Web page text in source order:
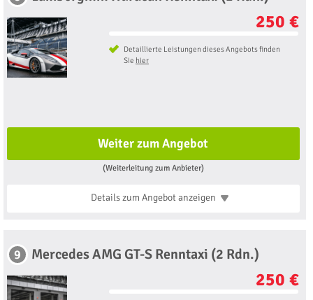
250 €
Detaillierte Leistungen dieses Angebots finden
Sie hier
Weiter zum Angebot
(Weiterleitung zum Anbieter)
Details zum Angebotanzeigen
9 Mercedes AMG GT-S Renntaxi (2 Rdn.)
250 €